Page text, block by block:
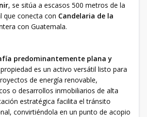
, se sitúa a escasos 500 metros de la
que conecta con Candelaria de la
con Guatemala.
predominantemente plana y
es un activo versátil listo para
de energía renovable,
o desarrollos inmobiliarios de alta
estratégica facilita el tránsito
convirtiéndola en un punto de acopio